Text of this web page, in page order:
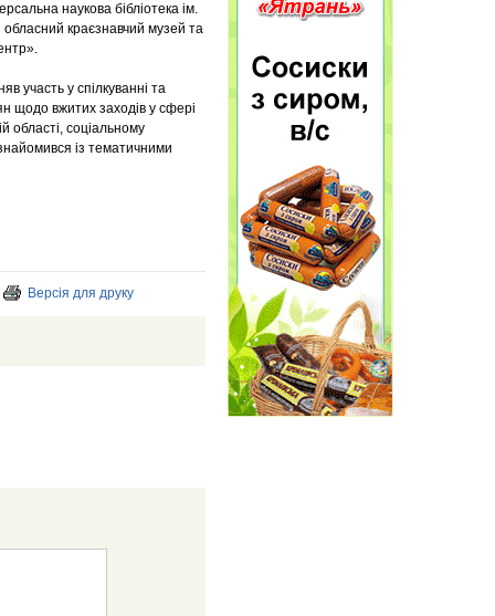
наукова бібліотека ім.
обласний краєзнавчий музей та
участь у спілкуванні та
щодо вжитих заходів у сфері
області, соціальному
із тематичними
Версія для друку